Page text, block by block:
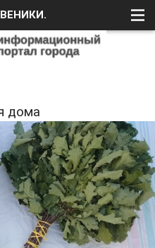
дома